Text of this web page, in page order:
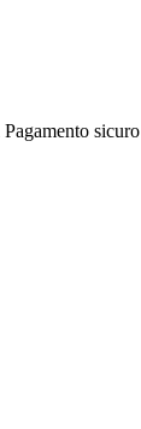
Pagamento sicuro